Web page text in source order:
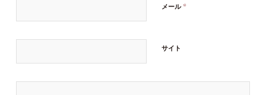
メール *
サイト